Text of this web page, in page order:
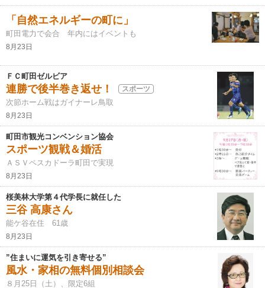
「自然エネルギーの町に」
町田電力で会合 年内にはイベントも
8月23日
ＦＣ町田ゼルビア
連勝で後半巻き返せ！ スポーツ
次節ホーム戦はガイナーレ鳥取
8月23日
町田市観光コンベンション協会
スポーツ観戦＆婚活
ＡＳＶペスカドーラ町田で実現
8月23日
桜美林大学第４代学長に就任した
三谷 高康さん
能ケ谷在住 61歳
8月23日
”住まいに運気を引き寄せる”
風水・家相の無料個別相談会
８月25日（土）、限定6組